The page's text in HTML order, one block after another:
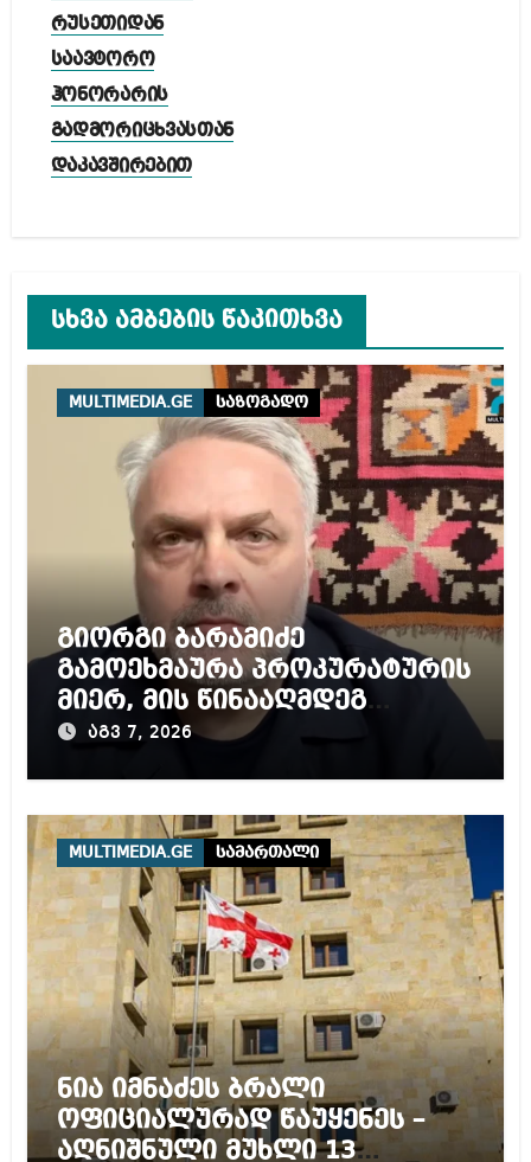
რუსეთიდან
საავტორო
ჰონორარის
გადმორიცხვასთან
დაკავშირებით
სხვა ამბების წაკითხვა
MULTIMEDIA.GE საზოგადო
გიორგი ბარამიძე
გამოეხმაურა პროკურატურის
მიერ, მის წინააღმდეგ
დაწყებულ გამოძიებას
აგვ 7, 2026
MULTIMEDIA.GE სამართალი
ნია იმნაძეს ბრალი
ოფიციალურად წაუყენეს –
აღნიშნული მუხლი 13